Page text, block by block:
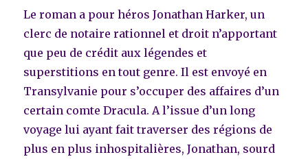
Le roman a pour héros Jonathan Harker, un
clerc de notaire rationnel et droit n’apportant
que peu de crédit aux légendes et
superstitions en tout genre. Il est envoyé en
Transylvanie pour s’occuper des affaires d’un
certain comte Dracula. A l’issue d’un long
voyage lui ayant fait traverser des régions de
plus en plus inhospitalières, Jonathan, sourd